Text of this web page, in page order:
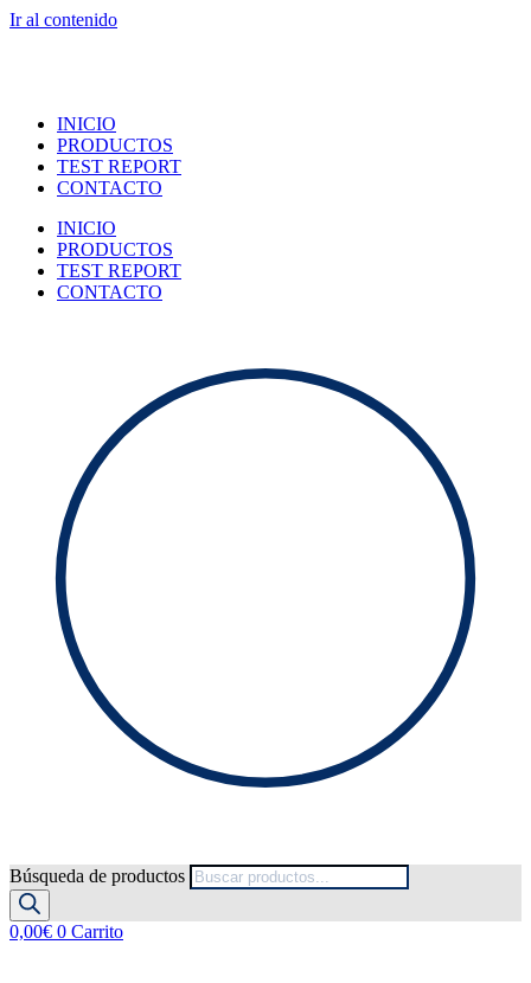
Ir al contenido
INICIO
PRODUCTOS
TEST REPORT
CONTACTO
INICIO
PRODUCTOS
TEST REPORT
CONTACTO
Búsqueda de productos
0,00€ 0 Carrito